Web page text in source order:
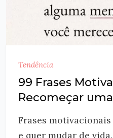
Tendência
99 Frases
Recomeçar
Frases
e quer mudar de